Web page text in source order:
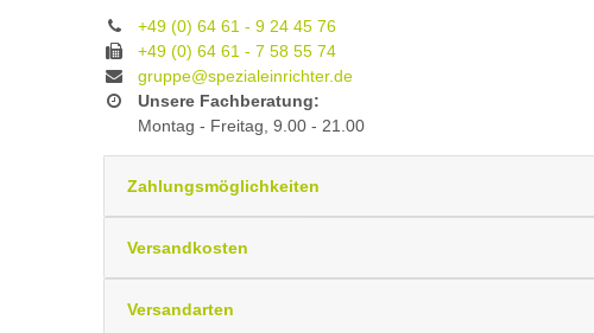
+49 (0) 64 61 - 9 24 45 76
+49 (0) 64 61 - 7 58 55 74
gruppe@spezialeinrichter.de
Unsere Fachberatung:
Montag - Freitag, 9.00 - 21.00
Zahlungsmöglichkeiten
Versandkosten
Versandarten